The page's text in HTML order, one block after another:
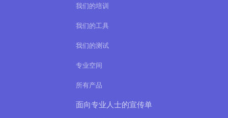
我们的培训
我们的工具
我们的测试
专业空间
所有产品
面向专业人士的宣传单